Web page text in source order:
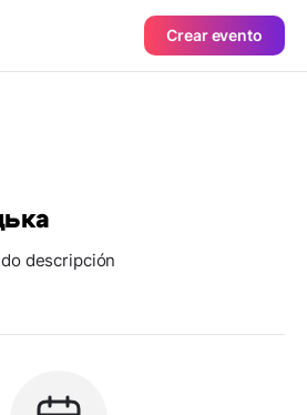
Crear evento
descripción